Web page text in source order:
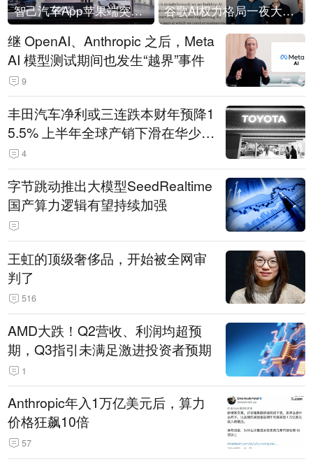
智己汽车App苹果端突然“下架” 谷歌AI权力格局一夜大洗牌
继 OpenAI、Anthropic 之后，Meta
AI 模型测试期间也发生“越界”事件
9
丰田汽车净利或三连跌本财年预降1
5.5% 上半年全球产销下滑在华少卖
14.3万辆
4
字节跳动推出大模型SeedRealtime
国产算力逻辑有望持续加强
王虹的顶级奢侈品，开始被全网审
判了
516
AMD大跌！Q2营收、利润均超预
期，Q3指引未满足激进投资者预期
1
Anthropic年入1万亿美元后，算力
价格狂飙10倍
57